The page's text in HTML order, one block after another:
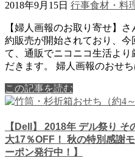
2018年9月15日 行事食材・料
【婦人画報のお取り寄せ】
約販売が開始されており、
て、通販でニコニコ生活よ
だきます。 婦人画報のおせ
この記事を読む
【Dell】 2018年 デル祭り
大17％OFF！ 秋の特別感謝
ーポン発行中！】